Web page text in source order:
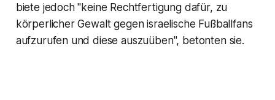
biete jedoch "keine Rechtfertigung dafür, zu
körperlicher Gewalt gegen israelische Fußballfans
aufzurufen und diese auszuüben", betonten sie.